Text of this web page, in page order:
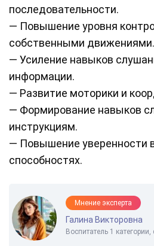
последовательности.
— Повышение уровня
собственными движениями.
— Усиление навыков
информации.
— Развитие моторики и
— Формирование навыков
инструкциям.
— Повышение уверенности
способностях.
Мнение эксперта
Галина Викторовна
Воспитатель 1